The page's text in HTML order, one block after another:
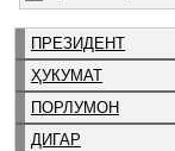
ПРЕЗИДЕНТ
ҲУКУМАТ
ПОРЛУМОН
ДИГАР